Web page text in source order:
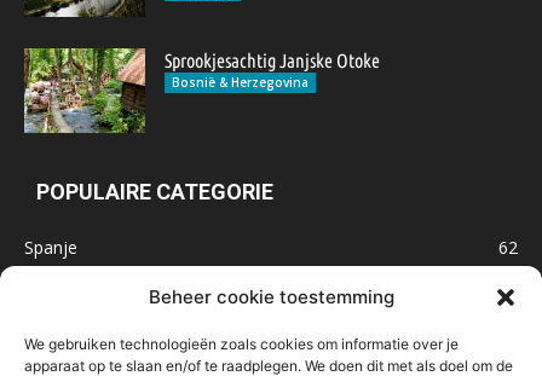
Beheer cookie toestemming
We gebruiken technologieën zoals cookies om informatie over je
apparaat op te slaan en/of te raadplegen. We doen dit met als doel om de
Sprookjesachtig Janjske Otoke
Bosnië & Herzegovina
POPULAIRE CATEGORIE
Spanje
62
Marokko
32